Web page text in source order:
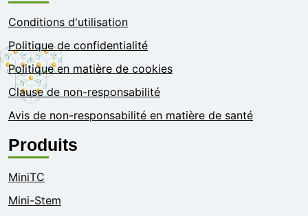
Conditions d'utilisation
Politique de confidentialité
Politique en matière de cookies
Clause de non-responsabilité
Avis de non-responsabilité en matière de santé
Produits
MiniTC
Mini-Stem